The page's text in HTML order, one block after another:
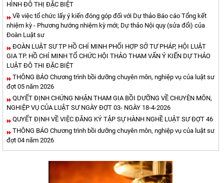
HÌNH ĐÔ THỊ ĐẶC BIỆT
Về việc tổ chức lấy ý kiến đóng góp đối với Dự thảo Báo cáo Tổng kết
nhiệm kỳ - Phương hướng nhiệm kỳ mới; Dự thảo Nội quy (sửa đổi) của
Đoàn Luật sư
ĐOÀN LUẬT SƯ TP HỒ CHÍ MINH PHỐI HỢP SỞ TƯ PHÁP, HỘI LUẬT
GIA TP. HỒ CHÍ MINH TỔ CHỨC HỘI THẢO THAM VẤN Ý KIẾN DỰ THẢO
LUẬT ĐÔ THI ĐẶC BIỆT
THÔNG BÁO Chương trình bồi dưỡng chuyên môn, nghiệp vụ của luật sư
đợt 05 năm 2026
QUYẾT ĐỊNH CHỨNG NHẬN THAM GIA BỒI DƯỠNG VỀ CHUYÊN MÔN,
NGHIỆP VỤ CỦA LUẬT SƯ NGÀY ĐỢT 03- NGÀY 18-4-2026
QUYẾT ĐỊNH VỀ VIỆC ĐĂNG KÝ TẬP SỰ HÀNH NGHỀ LUẬT SƯ ĐỢT 46
THÔNG BÁO Chương trình bồi dưỡng chuyên môn, nghiệp vụ của luật sư
đợt 04 năm 2026